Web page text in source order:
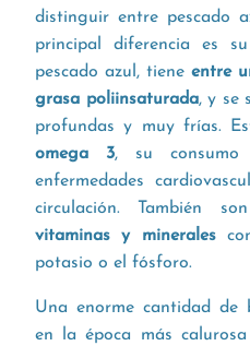
distinguir entre pescado
principal diferencia es
pescado azul, tieneentre
grasa poliinsaturada, y se
profundas y muy frías.
omega 3, su
enfermedades
circulación. También
vitaminas y minerales
potasio o el fósforo.
Una enorme cantidad de
en la época más